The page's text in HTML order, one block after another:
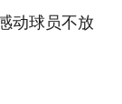
动球员不放